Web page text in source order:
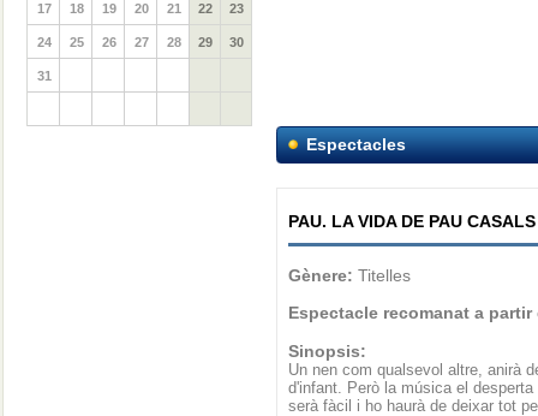
17 18 19 20 21 22 23
24 25 26 27 28 29 30
31
Espectacles
PAU. LA VIDA DE PAU CASALS
Gènere: Titelles
Espectacle recomanat a partir
Sinopsis:
Un nen com qualsevol altre, anirà
d'infant. Però la música el
serà fàcil i ho haurà de deixar tot